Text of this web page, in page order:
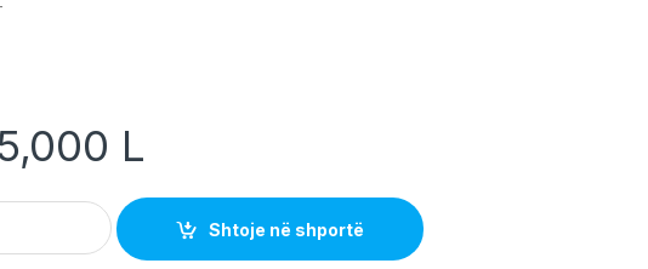
L
Gaming ROG Strix Intel Core i7-12700KF quantity
Shtoje në shportë